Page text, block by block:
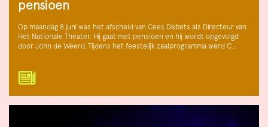
pensioen
Op maandag 8 juni was het afscheid van Cees Debets als Directeur van
Het Nationale Theater. Hij gaat met pensioen en hij wordt opgevolgd
door John de Weerd. Tijdens het feestelijk zaalprogramma werd C…